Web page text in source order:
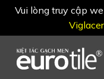
Vui lòng truy cập
content